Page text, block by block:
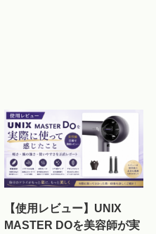
【使用レビュー】UNIX
MASTER DOを美容師が実